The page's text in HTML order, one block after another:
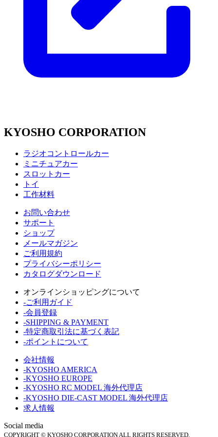
KYOSHO CORPORATION
ラジオコントロールカー
ミニチュアカー
スロットカー
トイ
工作材料
お問い合わせ
サポート
ショップ
メールマガジン
ご利用規約
プライバシーポリシー
カタログダウンロード
オンラインショッピングについて
-ご利用ガイド
-会員登録
-SHIPPING & PAYMENT
-特定商取引法に基づく表記
-ポイントについて
会社情報
-KYOSHO AMERICA
-KYOSHO EUROPE
-KYOSHO RC MODEL 海外代理店
-KYOSHO DIE-CAST MODEL 海外代理店
求人情報
Social media
COPYRIGHT © KYOSHO CORPORATION ALL RIGHTS RESERVED.